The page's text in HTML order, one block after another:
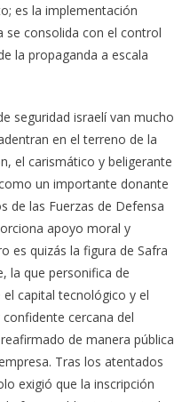
es la implementación
se consolida con el control
la propaganda a escala
seguridad israelí van mucho
en el terreno de la
el carismático y beligerante
un importante donante
de las Fuerzas de Defensa
apoyo moral y
es quizás la figura de Safra
la que personifica de
capital tecnológico y el
cercana del
de manera pública
Tras los atentados
exigió que la inscripción